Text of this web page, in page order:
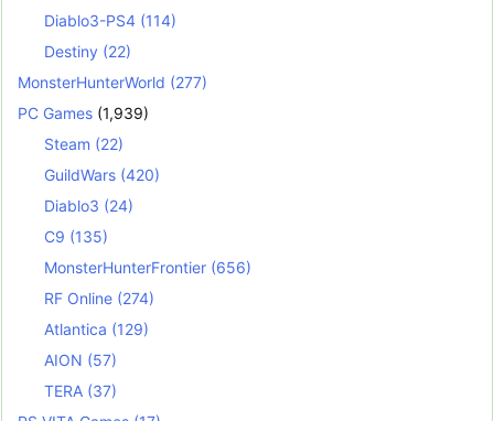
Diablo3-PS4 (114)
Destiny (22)
MonsterHunterWorld (277)
PC Games (1,939)
Steam (22)
GuildWars (420)
Diablo3 (24)
C9 (135)
MonsterHunterFrontier (656)
RF Online (274)
Atlantica (129)
AION (57)
TERA (37)